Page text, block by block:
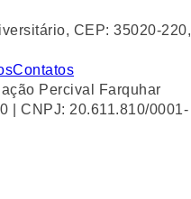
CEP: 35020-220,
Contatos
Percival Farquhar
| CNPJ: 20.611.810/0001-